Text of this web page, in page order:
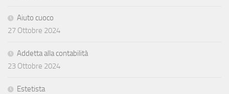
Aiuto cuoco
27 Ottobre 2024
Addetta alla contabilità
23 Ottobre 2024
Estetista